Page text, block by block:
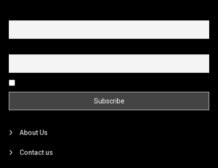
About Us
Contact us